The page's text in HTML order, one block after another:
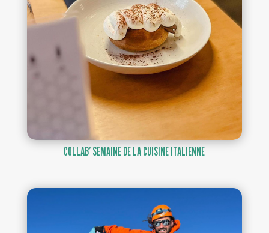
COLLAB’ SEMAINE DE LA CUISINE ITALIENNE